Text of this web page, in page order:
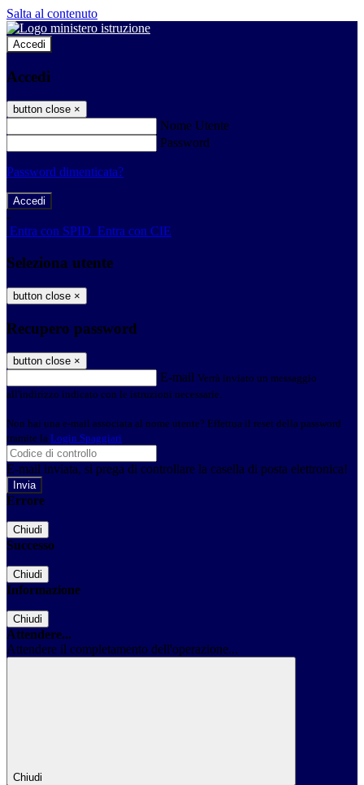
Salta al contenuto
Accedi
Accedi
button close ×
Nome Utente
Password
Password dimenticata?
-
Entra con SPID Entra con CIE
Seleziona utente
button close ×
Recupero password
button close ×
E-mail Verrà inviato un messaggio
all'indirizzo indicato con le istruzioni necessarie.
Non hai una e-mail associata al nome utente? Effettua il reset della password
tramite la Login Spaggiari
E-mail inviata, si prega di controllare la casella di posta elettronica!
Errore
Chiudi
Successo
Chiudi
Informazione
Chiudi
Attendere...
Attendere il completamento dell'operazione...
Chiudi